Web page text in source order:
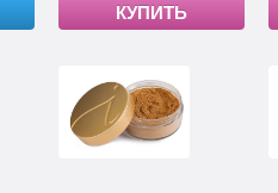
КУПИТЬ